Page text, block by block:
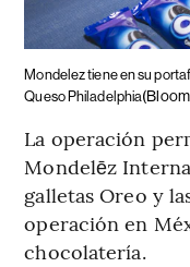
Mondelez tiene en su
Queso Philadelphia
La operación
Mondelēz
galletas Oreo y
operación en
chocolatería.